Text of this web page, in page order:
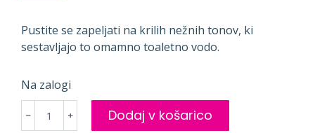
Pustite se zapeljati na krilih nežnih tonov, ki
sestavljajo to omamno toaletno vodo.
Na zalogi
TOALETNA
﹣ ﹢ Dodaj v košarico